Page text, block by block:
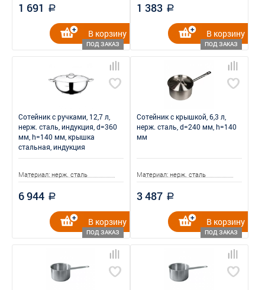
1 691 a
ПОД ЗАКАЗ
В корзину
1 383 a
ПОД ЗАКАЗ
В корзину
Сотейник с ручками, 12,7 л,
нерж. сталь, индукция, d=360
мм, h=140 мм, крышка
стальная, индукция
Материал: нерж. сталь
6 944 a
ПОД ЗАКАЗ
В корзину
Сотейник с крышкой, 6,3 л,
нерж. сталь, d=240 мм, h=140
мм
Материал: нерж. сталь
3 487 a
ПОД ЗАКАЗ
В корзину